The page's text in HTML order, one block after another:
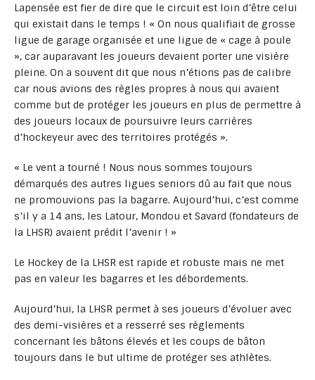
Lapensée est fier de dire que le circuit est loin d’être celui
qui existait dans le temps ! « On nous qualifiait de grosse
ligue de garage organisée et une ligue de « cage à poule
», car auparavant les joueurs devaient porter une visière
pleine. On a souvent dit que nous n’étions pas de calibre
car nous avions des règles propres à nous qui avaient
comme but de protéger les joueurs en plus de permettre à
des joueurs locaux de poursuivre leurs carrières
d’hockeyeur avec des territoires protégés ».
« Le vent a tourné ! Nous nous sommes toujours
démarqués des autres ligues seniors dû au fait que nous
ne promouvions pas la bagarre. Aujourd’hui, c’est comme
s’il y a 14 ans, les Latour, Mondou et Savard (fondateurs de
la LHSR) avaient prédit l’avenir ! »
Le Hockey de la LHSR est rapide et robuste mais ne met
pas en valeur les bagarres et les débordements.
Aujourd’hui, la LHSR permet à ses joueurs d’évoluer avec
des demi-visières et a resserré ses règlements
concernant les bâtons élevés et les coups de bâton
toujours dans le but ultime de protéger ses athlètes.